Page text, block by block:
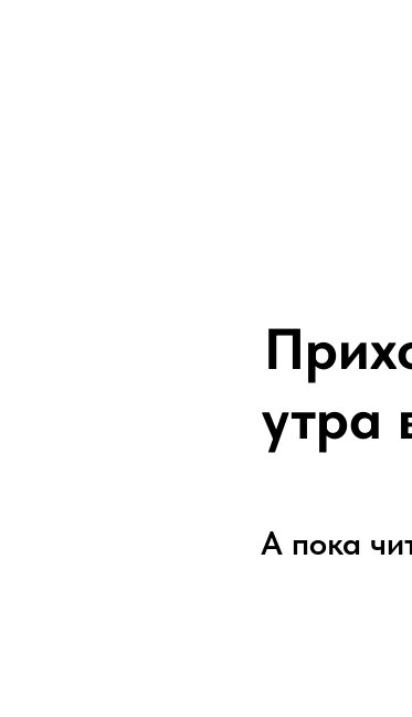
утра
А пока